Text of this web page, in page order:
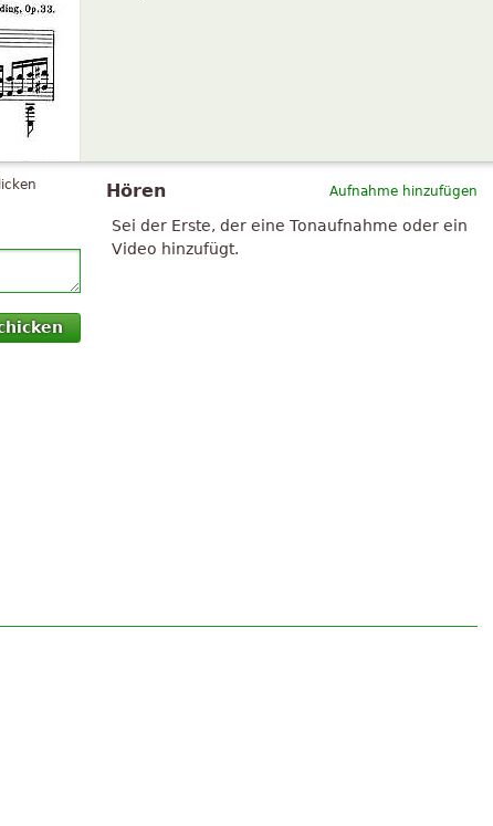
Aufnahme hinzufügen
Hören
Sei der Erste, der eine Tonaufnahme oder ein
Video hinzufügt.